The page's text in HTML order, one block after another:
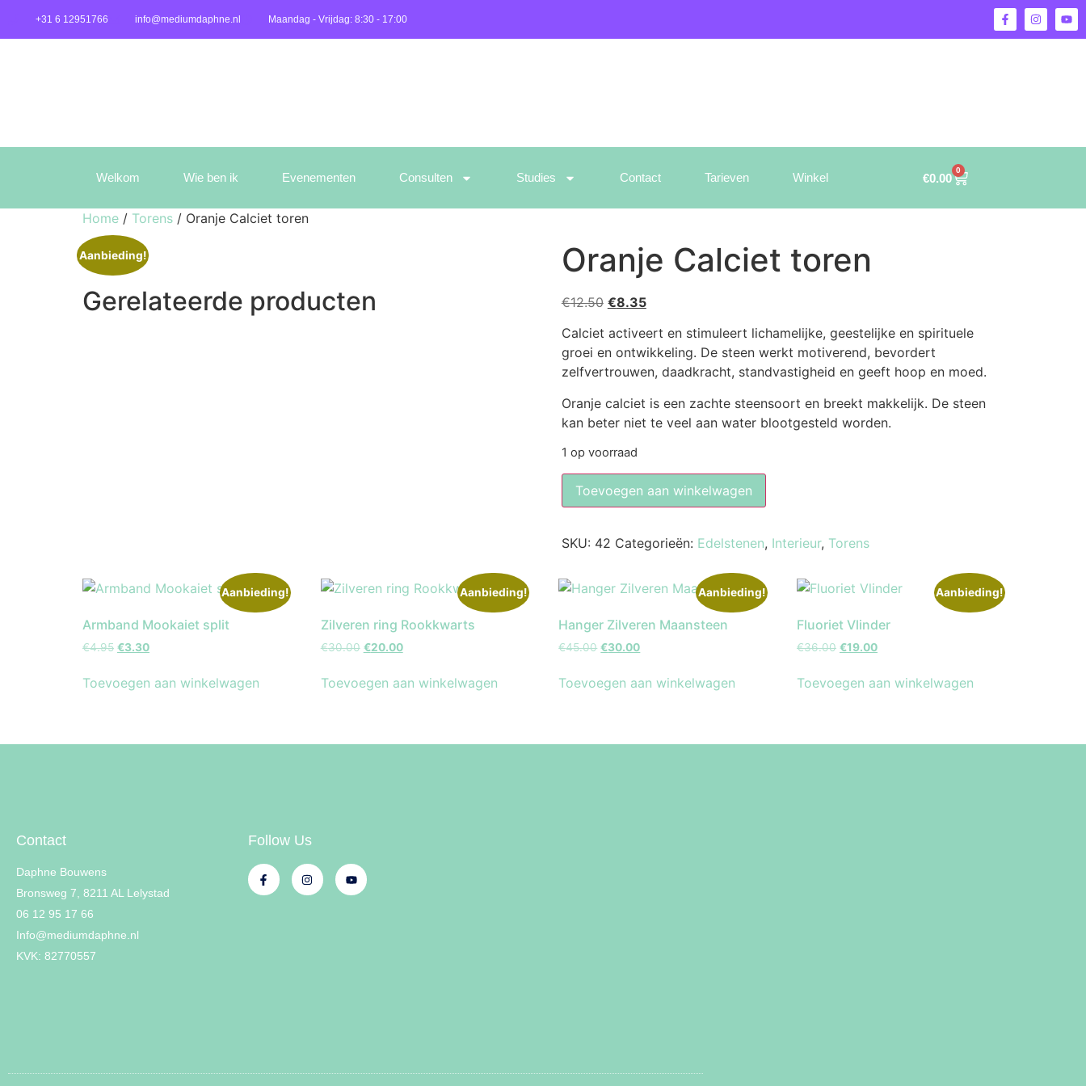
+31 6 12951766 info@mediumdaphne.nl Maandag - Vrijdag: 8:30 - 17:00
Welkom Wie ben ik Evenementen Consulten Studies Contact Tarieven Winkel €0.00
0
Home / Torens / Oranje Calciet toren
Aanbieding! Oranje Calciet toren
€12.50 €8.35
Calciet activeert en stimuleert lichamelijke, geestelijke en spirituele
groei en ontwikkeling. De steen werkt motiverend, bevordert
zelfvertrouwen, daadkracht, standvastigheid en geeft hoop en moed.
Oranje calciet is een zachte steensoort en breekt makkelijk. De steen
kan beter niet te veel aan water blootgesteld worden.
1 op voorraad
Toevoegen aan winkelwagen
SKU: 42 Categorieën: Edelstenen, Interieur, Torens
Gerelateerde producten
Aanbieding!
Armband Mookaiet split
€4.95 €3.30
Toevoegen aan winkelwagen
Aanbieding!
Zilveren ring Rookkwarts
€30.00 €20.00
Toevoegen aan winkelwagen
Aanbieding!
Hanger Zilveren Maansteen
€45.00 €30.00
Toevoegen aan winkelwagen
Aanbieding!
Fluoriet Vlinder
€36.00 €19.00
Toevoegen aan winkelwagen
Contact
Daphne Bouwens
Bronsweg 7, 8211 AL Lelystad
06 12 95 17 66
Info@mediumdaphne.nl
KVK: 82770557
Follow Us